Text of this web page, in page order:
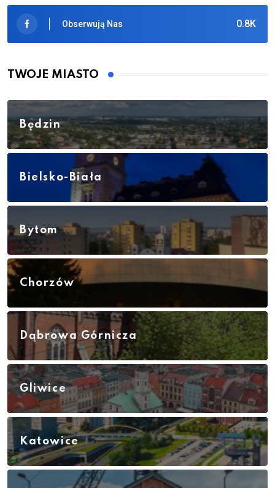
0.8K
Obserwują Nas
TWOJE MIASTO
Będzin
Bielsko-Biała
Bytom
Chorzów
Dąbrowa Górnicza
Gliwice
Katowice